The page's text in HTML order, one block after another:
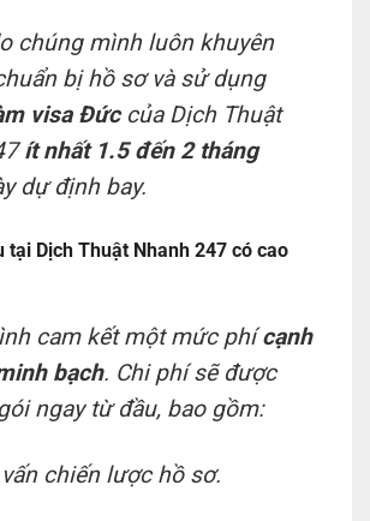
chúng mình luôn khuyên
bị hồ sơ và sử dụng
visa Đứccủa Dịch Thuật
ít nhất 1.5 đến 2 tháng
dự định bay.
tại Dịch Thuật Nhanh 247 có cao
cam kết một mức phícạnh
bạch. Chi phí sẽ được
ngay từ đầu, bao gồm:
chiến lược hồ sơ.